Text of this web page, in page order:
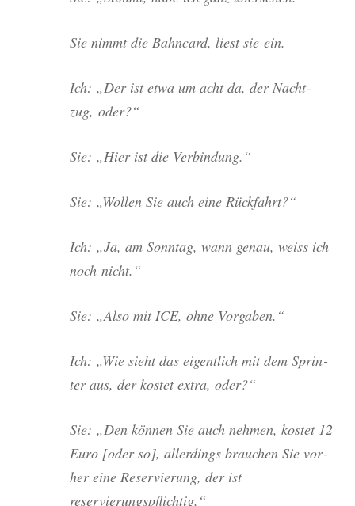
Sie nimmt die Bahn­card, liest sie ein.
Ich: „Der ist etwa um acht da, der Nacht­
zug, oder?“
Sie: „Hier ist die Verbindung.“
Sie: „Wol­len Sie auch eine Rückfahrt?“
Ich: „Ja, am Sonn­tag, wann genau, weiss ich
noch nicht.“
Sie: „Also mit ICE, ohne Vorgaben.“
Ich: „Wie sieht das eigent­lich mit dem Sprin­
ter aus, der kos­tet extra, oder?“
Sie: „Den kön­nen Sie auch neh­men, kos­tet 12
Euro [oder so], aller­dings brau­chen Sie vor­
her eine Reser­vie­rung, der ist
reservierungspflichtig.“